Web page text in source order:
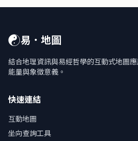
☯易．地圖
結合地理資訊與易經哲學的互動式地圖
能量與象徵意義。
快速連結
互動地圖
坐向查詢工具